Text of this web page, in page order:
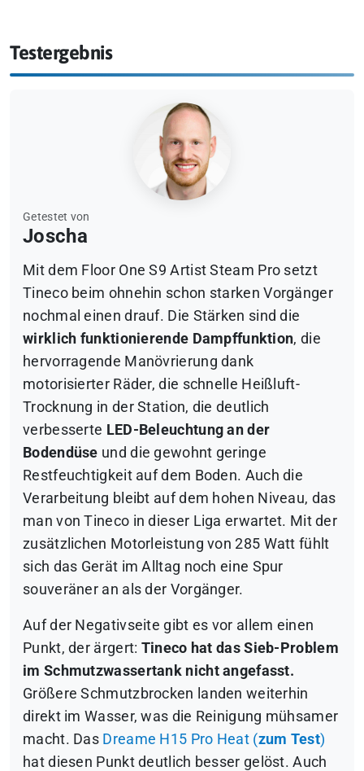
Testergebnis
Getestet von
Joscha
Mit dem Floor One S9 Artist Steam Pro setzt
Tineco beim ohnehin schon starken Vorgänger
nochmal einen drauf. Die Stärken sind die
wirklich funktionierende Dampffunktion, die
hervorragende Manövrierung dank
motorisierter Räder, die schnelle Heißluft-
Trocknung in der Station, die deutlich
verbesserte LED-Beleuchtung an der
Bodendüse und die gewohnt geringe
Restfeuchtigkeit auf dem Boden. Auch die
Verarbeitung bleibt auf dem hohen Niveau, das
man von Tineco in dieser Liga erwartet. Mit der
zusätzlichen Motorleistung von 285 Watt fühlt
sich das Gerät im Alltag noch eine Spur
souveräner an als der Vorgänger.
Auf der Negativseite gibt es vor allem einen
Punkt, der ärgert: Tineco hat das Sieb-Problem
im Schmutzwassertank nicht angefasst.
Größere Schmutzbrocken landen weiterhin
direkt im Wasser, was die Reinigung mühsamer
macht. Das Dreame H15 Pro Heat (zum Test)
hat diesen Punkt deutlich besser gelöst. Auch